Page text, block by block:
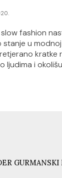
slow fashion
u
kratke
ljudima i